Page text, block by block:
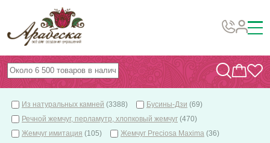
Бусины, подвески, декор
Бисер
Вышивка украшений
Фурнитура
Из натуральных камней (3388) Бусины-Дзи (69)
Речной жемчуг, перламутр, хлопковый жемчуг (470)
Жемчуг имитация (105) Жемчуг Preciosa Maxima (36)